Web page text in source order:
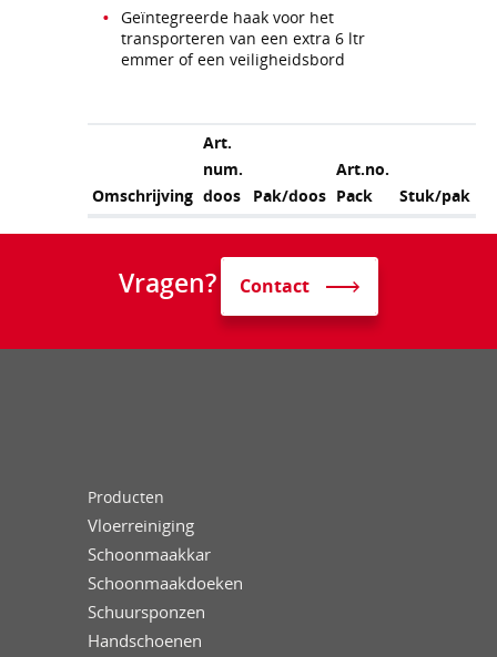
Geïntegreerde haak voor het
transporteren van een extra 6 ltr
emmer of een veiligheidsbord
Omschrijving
Art.
num.
doos
Pak/doos
Art.no.
Pack
Stuk/pak
Vragen? Contact
Producten
Vloerreiniging
Schoonmaakkar
Schoonmaakdoeken
Schuursponzen
Handschoenen